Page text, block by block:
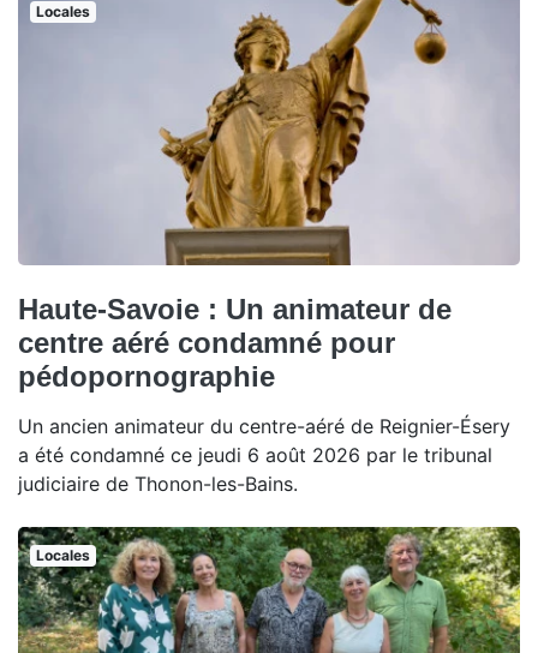
Locales
Haute-Savoie : Un animateur de
centre aéré condamné pour
pédopornographie
Un ancien animateur du centre-aéré de Reignier-Ésery
a été condamné ce jeudi 6 août 2026 par le tribunal
judiciaire de Thonon-les-Bains.
Locales